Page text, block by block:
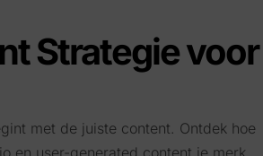
Strategie voor
met de juiste content. Ontdek hoe
en user-generated content je merk